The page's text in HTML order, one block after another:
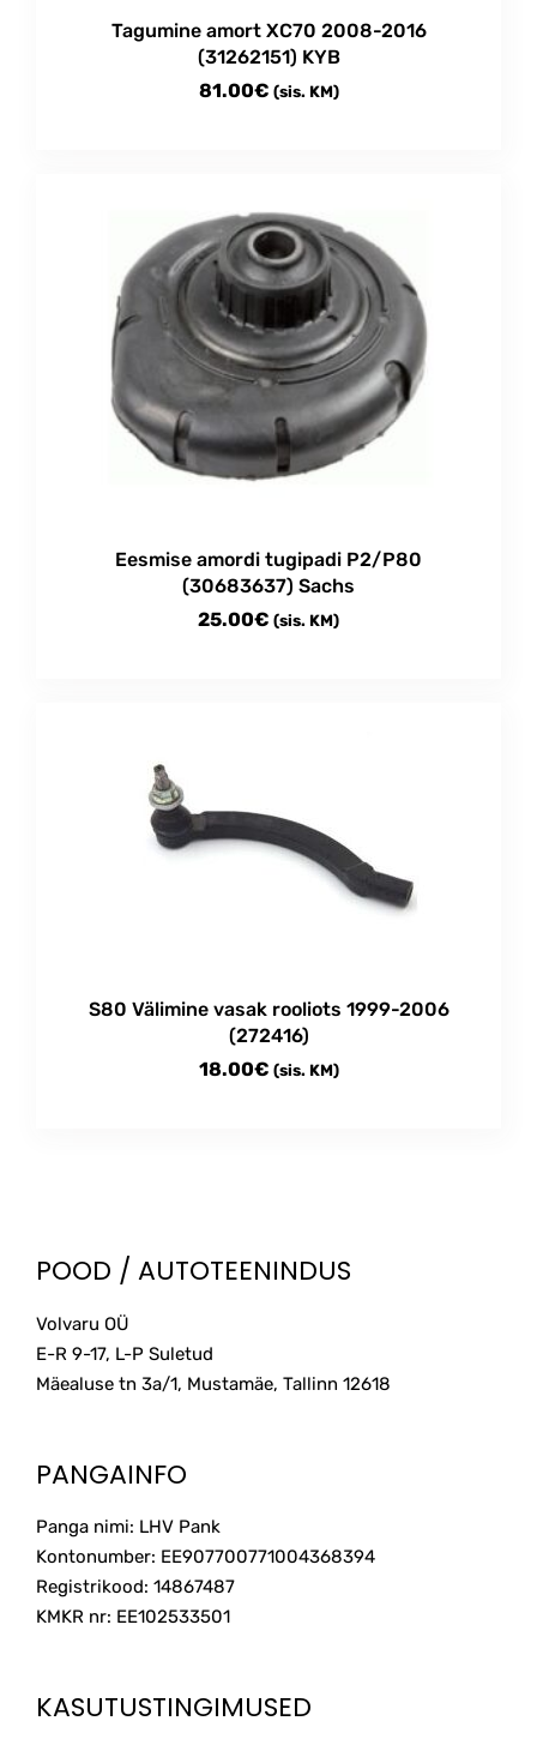
Tagumine amort XC70 2008-2016
(31262151) KYB
81.00€ (sis. KM)
Eesmise amordi tugipadi P2/P80
(30683637) Sachs
25.00€ (sis. KM)
S80 Välimine vasak rooliots 1999-2006
(272416)
18.00€ (sis. KM)
POOD / AUTOTEENINDUS
Volvaru OÜ
E-R 9-17, L-P Suletud
Mäealuse tn 3a/1, Mustamäe, Tallinn 12618
PANGAINFO
Panga nimi: LHV Pank
Kontonumber: EE907700771004368394
Registrikood: 14867487
KMKR nr: EE102533501
KASUTUSTINGIMUSED